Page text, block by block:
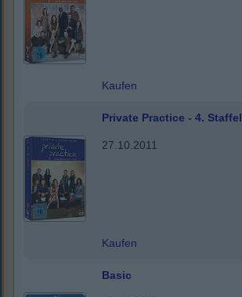
Kaufen
Private Practice - 4. Staffel
27.10.2011
Kaufen
Basic